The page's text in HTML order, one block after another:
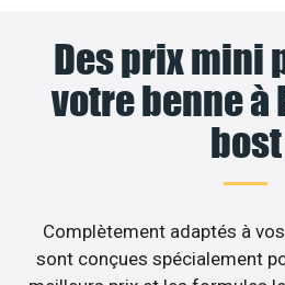
Des prix mini
votre benne à
bost
Complètement adaptés à
sont conçues spécialement